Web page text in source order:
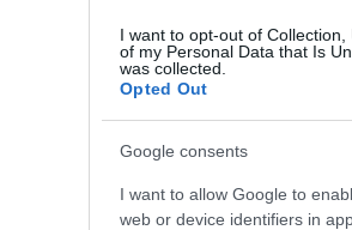
I want to opt-out of
of my Personal Data that Is
was collected.
Opted Out
Google consents
I want to allow Google to
web or device identifiers in